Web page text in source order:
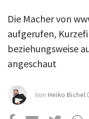
Mac
iPad
Tests
Tipps
Magazine
Die Macher von
aufgerufen,
beziehungsweise
angeschaut
Von Heiko Bichel